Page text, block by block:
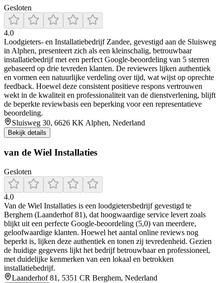
Gesloten
4.0
Loodgieters‑ en Installatiebedrijf Zandee, gevestigd aan de Sluisweg
in Alphen, presenteert zich als een kleinschalig, betrouwbaar
installatiebedrijf met een perfect Google‑beoordeling van 5 sterren
gebaseerd op drie tevreden klanten. De reviewers lijken authentiek
en vormen een natuurlijke verdeling over tijd, wat wijst op oprechte
feedback. Hoewel deze consistent positieve respons vertrouwen
wekt in de kwaliteit en professionaliteit van de dienstverlening, blijft
de beperkte reviewbasis een beperking voor een representatieve
beoordeling.
Sluisweg 30, 6626 KK Alphen, Nederland
Bekijk details
van de Wiel Installaties
Gesloten
4.0
Van de Wiel Installaties is een loodgietersbedrijf gevestigd te
Berghem (Laanderhof 81), dat hoogwaardige service levert zoals
blijkt uit een perfecte Google-beoordeling (5,0) van meerdere,
geloofwaardige klanten. Hoewel het aantal online reviews nog
beperkt is, lijken deze authentiek en tonen zij tevredenheid. Gezien
de huidige gegevens lijkt het bedrijf betrouwbaar en professioneel,
met duidelijke kenmerken van een lokaal en betrokken
installatiebedrijf.
Laanderhof 81, 5351 CR Berghem, Nederland